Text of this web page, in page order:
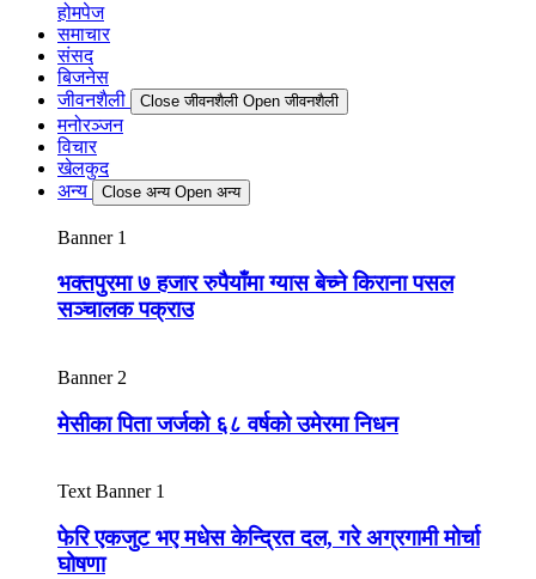
होमपेज
समाचार
संसद
बिजनेस
जीवनशैली
Close जीवनशैली Open जीवनशैली
मनोरञ्जन
विचार
खेलकुद
अन्य
Close अन्य Open अन्य
Banner 1
भक्तपुरमा ७ हजार रुपैयाँमा ग्यास बेच्ने किराना पसल
सञ्चालक पक्राउ
Banner 2
मेसीका पिता जर्जको ६८ वर्षको उमेरमा निधन
Text Banner 1
फेरि एकजुट भए मधेस केन्द्रित दल, गरे अग्रगामी मोर्चा
घोषणा